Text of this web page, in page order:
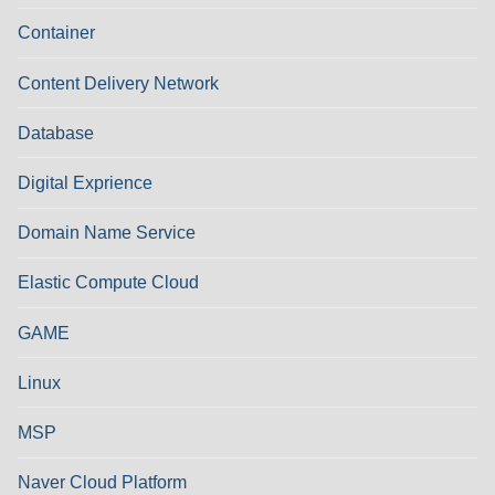
Container
Content Delivery Network
Database
Digital Exprience
Domain Name Service
Elastic Compute Cloud
GAME
Linux
MSP
Naver Cloud Platform